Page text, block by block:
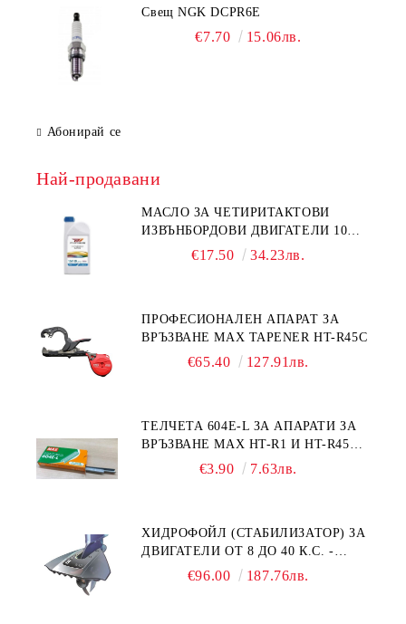
Свещ NGK DCPR6E
€7.70 15.06лв.
Абонирай се
Най-продавани
МАСЛО ЗА ЧЕТИРИТАКТОВИ
ИЗВЪНБОРДОВИ ДВИГАТЕЛИ 10W-
30 HONDA MARINE 08221-999-
€17.50 34.23лв.
ПРОФЕСИОНАЛЕН АПАРАТ ЗА
ВРЪЗВАНЕ MAX TAPENER HT-R45C
€65.40 127.91лв.
ТЕЛЧЕТА 604E-L ЗА АПАРАТИ ЗА
ВРЪЗВАНЕ MAX HT-R1 И HT-R45C
€3.90 7.63лв.
ХИДРОФОЙЛ (СТАБИЛИЗАТОР) ЗА
ДВИГАТЕЛИ ОТ 8 ДО 40 К.С. -
УНИВЕРСАЛЕН SE SPORT 200
€96.00 187.76лв.